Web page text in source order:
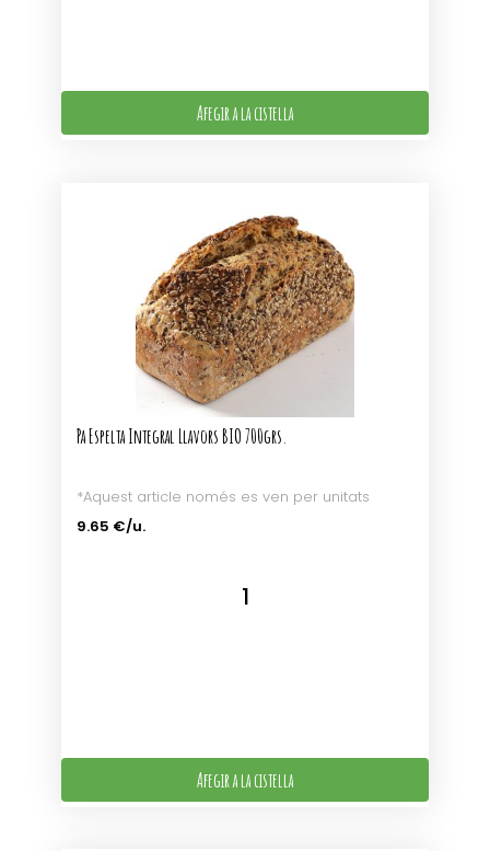
Afegir a la cistella
Pa Espelta Integral Llavors BIO 700grs.
*Aquest article només es ven per unitats
9.65 €/u.
Afegir a la cistella